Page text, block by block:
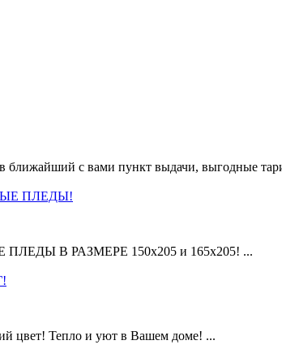
в ближайший с вами пункт выдачи, выгодные
ПЛЕДЫ!
В РАЗМЕРЕ 150х205 и 165х205! ...
цвет! Тепло и уют в Вашем доме! ...